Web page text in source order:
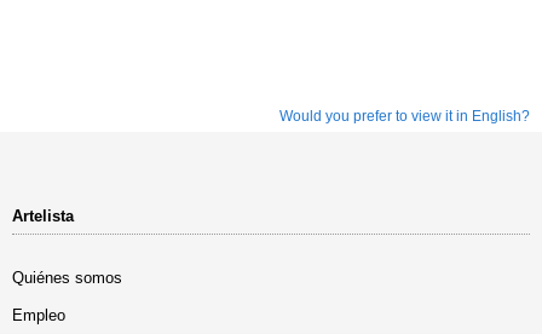
Would you prefer to view it in English?
Artelista
Quiénes somos
Empleo